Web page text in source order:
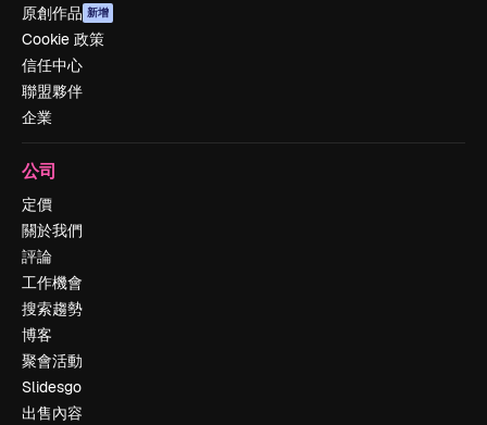
原創作品 新增
Cookie 政策
信任中心
聯盟夥伴
企業
公司
定價
關於我們
評論
工作機會
搜索趨勢
博客
聚會活動
Slidesgo
出售內容